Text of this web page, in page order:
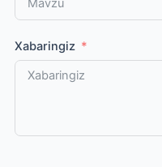
Xabaringiz